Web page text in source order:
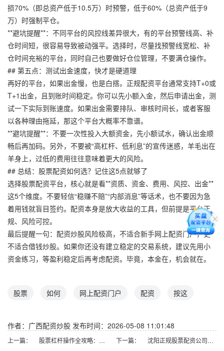
损70%（即总资产低于10.5万）时预警，低于60%（总资产低于9
万）时强制平仓。
**避坑提醒**：不同平台的风控线差异很大，有的平台预警线高、补
仓时间短，很容易导致被动强平。选择时，尽量找预警线宽松、补
仓时间充裕的平台，同时自己也要做好仓位管理，不要满仓操作。
## 第五点：测试出金速度，快才是硬道理
再好的平台，如果出金慢，也是白搭。正规配资平台通常支持T+0或
T+1出金，且到账时间稳定。你可以先小额入金，然后申请出金，测
试一下实际到账速度。如果出金需要排队、审核时间长，或者客服
以各种理由拖延，那这个平台大概率不靠谱。
**避坑提醒**：不要一次性投入大额资金，先小额试水，确认出金顺
畅后再加码。另外，不要被“高杠杆、低利息”的宣传迷惑，羊毛出在
羊身上，过低的费用往往意味着更大的风险。
## 总结：股票配资如何选？记住这5点就够了
选择股票配资平台，核心就是看**资质、资金、费用、风控、出金**
这5个维度。不要轻信“稳赚不赔”“内部消息”等话术，也不要因为急
着用钱就盲目签约。配资本身是放大收益的工具，但前提是平台正
规、风险可控。
最后提醒一句：配资炒股风险极高，不适合新手网上配资门户，更
不适合借钱炒股。如果你还没有建立稳定的交易系统，建议先用小
资金练习，等盈利稳定后再考虑配资。毕竟，本金在，机会就在。
股票 如何 网上配资门户 配资 按这
作者：广西配资炒股 发布时间：2026-05-08 11:01:48
上一篇： 股票杠杆操作全攻略：融资配资与风险控制 下一篇： 沈阳正规股票配资公司排名